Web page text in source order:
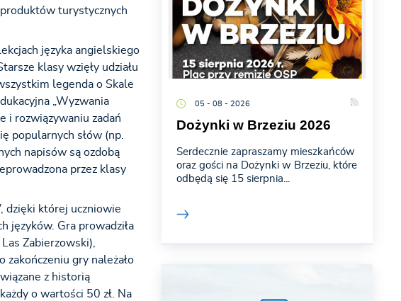
turystycznych
języka angielskiego
klasy wzięły udziału
legenda o Skale
„Wyzwania
i rozwiązywaniu zadań
popularnych słów (np.
napisów są ozdobą
przez klasy
dzięki której uczniowie
języków. Gra prowadziła
Zabierzowski),
zakończeniu gry należało
z historią
o wartości 50 zł. Na
05 - 08 - 2026
Dożynki w Brzeziu 2026
Serdecznie zapraszamy mieszkańców
oraz gości na Dożynki w Brzeziu, które
odbędą się 15 sierpnia...